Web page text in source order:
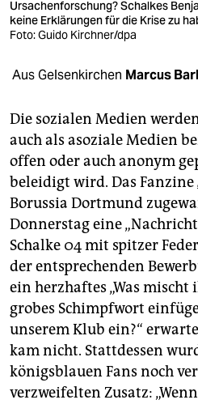
veranstaltungen
unterstützen
abo
genossenschaft
epaper login
Ursachenforschung? Schalkes
keine Erklärungen für die Krise zu
Foto: Guido Kirchner/dpa
Aus Gelsenkirchen Marcus
Die sozialen Medien
auch als asoziale Medien
offen oder auch anonym
beleidigt wird. Das Fanzine
Borussia Dortmund
Donnerstag eine
Schalke 04 mit spitzer
der entsprechenden
ein herzhaftes „Was
grobes Schimpfwort
unserem Klub ein?“
kam nicht. Stattdessen
königsblauen Fans noch
verzweifelten Zusatz: